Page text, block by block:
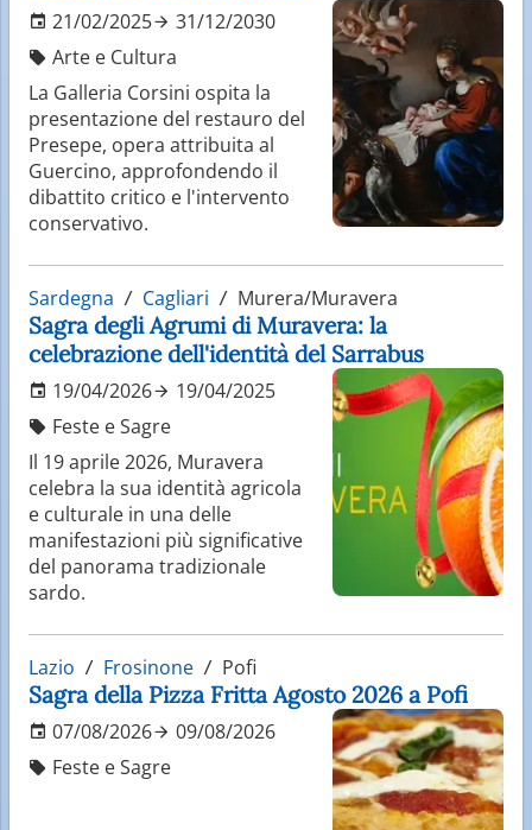
21/02/2025
31/12/2030
Arte e Cultura
La Galleria Corsini ospita la
presentazione del restauro del
Presepe, opera attribuita al
Guercino, approfondendo il
dibattito critico e l'intervento
conservativo.
Sardegna Cagliari Murera/Muravera
Sagra degli Agrumi di Muravera: la
celebrazione dell'identità del Sarrabus
19/04/2026
19/04/2025
Feste e Sagre
Il 19 aprile 2026, Muravera
celebra la sua identità agricola
e culturale in una delle
manifestazioni più significative
del panorama tradizionale
sardo.
Lazio Frosinone Pofi
Sagra della Pizza Fritta Agosto 2026 a Pofi
07/08/2026
09/08/2026
Feste e Sagre